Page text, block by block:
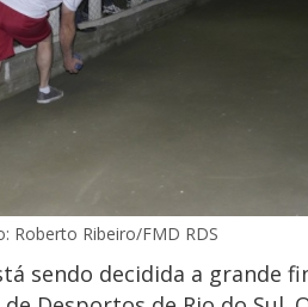
Roberto Ribeiro/FMD RDS
sendo decidida a grande